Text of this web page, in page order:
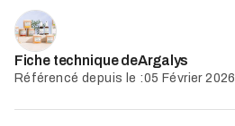
Fiche technique deArgalys
Référencé depuis le :05 Février 2026